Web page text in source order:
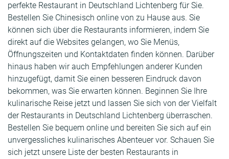
perfekte Restaurant in Deutschland Lichtenberg für Sie.
Bestellen Sie Chinesisch online von zu Hause aus. Sie
können sich über die Restaurants informieren, indem Sie
direkt auf die Websites gelangen, wo Sie Menüs,
Öffnungszeiten und Kontaktdaten finden können. Darüber
hinaus haben wir auch Empfehlungen anderer Kunden
hinzugefügt, damit Sie einen besseren Eindruck davon
bekommen, was Sie erwarten können. Beginnen Sie Ihre
kulinarische Reise jetzt und lassen Sie sich von der Vielfalt
der Restaurants in Deutschland Lichtenberg überraschen.
Bestellen Sie bequem online und bereiten Sie sich auf ein
unvergessliches kulinarisches Abenteuer vor. Schauen Sie
sich jetzt unsere Liste der besten Restaurants in